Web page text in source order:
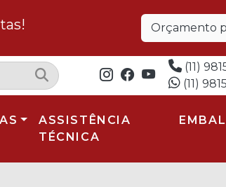
Orçamento
(11)
(11)
ASSISTÊNCIA
TÉCNICA